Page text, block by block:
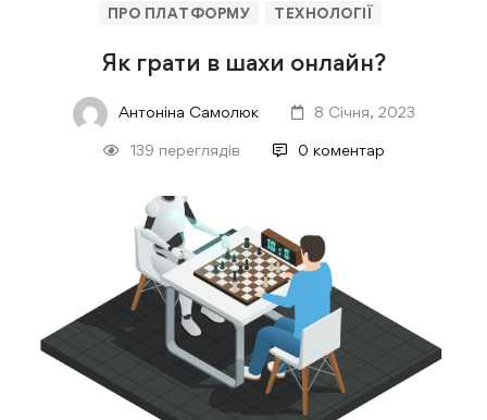
ПРО ПЛАТФОРМУ ТЕХНОЛОГІЇ
Як грати в шахи онлайн?
Антоніна Самолюк 8 Січня, 2023
139 переглядів 0 коментар